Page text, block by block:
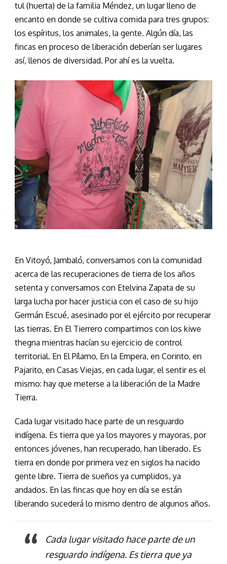
tul (huerta) de la familia Méndez, un lugar lleno de
encanto en donde se cultiva comida para tres grupos:
los espíritus, los animales, la gente. Algún día, las
fincas en proceso de liberación deberían ser lugares
así, llenos de diversidad. Por ahí es la vuelta.
En Vitoyó, Jambaló, conversamos con la comunidad
acerca de las recuperaciones de tierra de los años
setenta y conversamos con Etelvina Zapata de su
larga lucha por hacer justicia con el caso de su hijo
Germán Escué, asesinado por el ejército por recuperar
las tierras. En El Tierrero compartimos con los kiwe
thegna mientras hacían su ejercicio de control
territorial. En El Pílamo, En la Empera, en Corinto, en
Pajarito, en Casas Viejas, en cada lugar, el sentir es el
mismo: hay que meterse a la liberación de la Madre
Tierra.
Cada lugar visitado hace parte de un resguardo
indígena. Es tierra que ya los mayores y mayoras, por
entonces jóvenes, han recuperado, han liberado. Es
tierra en donde por primera vez en siglos ha nacido
gente libre. Tierra de sueños ya cumplidos, ya
andados. En las fincas que hoy en día se están
liberando sucederá lo mismo dentro de algunos años.
Cada lugar visitado hace parte de un
resguardo indígena. Es tierra que ya